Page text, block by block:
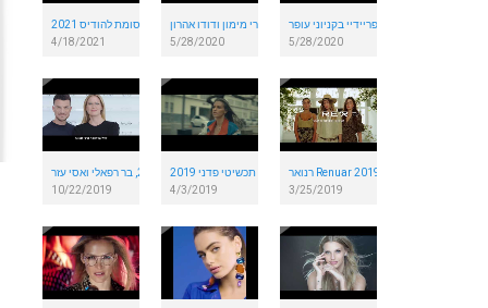
בר רפאלי ויובל שמלא בפרסומת להודיס 2021
4/18/2021
הכוכבים בוכים בלילה עם שירי מימון ודודו אהרון
5/28/2020
בלאק פריידיי בקניוני עופר
5/28/2020
10/22/2019
תכשיטי פדני 2019
4/3/2019
3/25/2019